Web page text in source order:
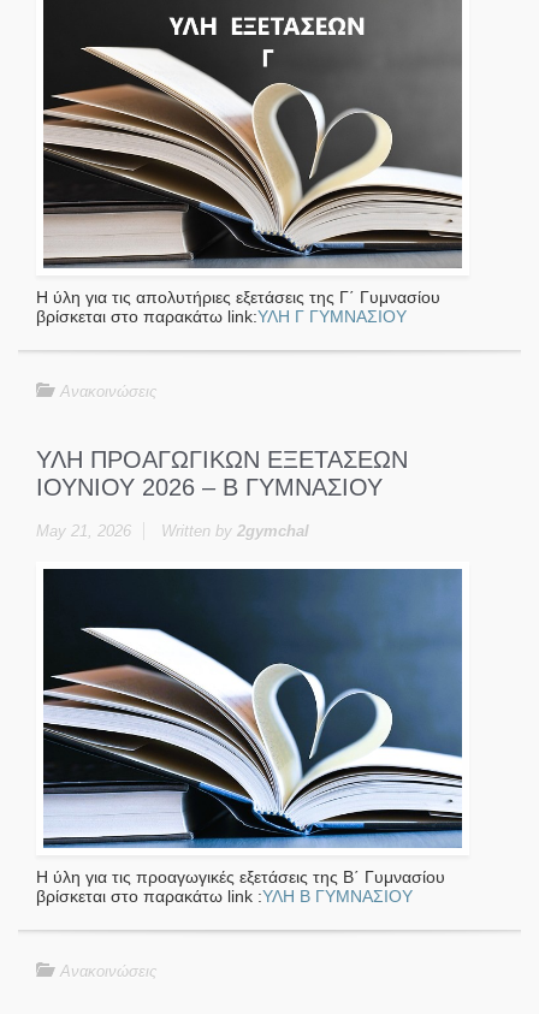
Η ύλη για τις απολυτήριες εξετάσεις της Γ΄ Γυμνασίου
βρίσκεται στο παρακάτω link:ΥΛΗ Γ ΓΥΜΝΑΣΙΟΥ
Ανακοινώσεις
ΥΛΗ ΠΡΟΑΓΩΓΙΚΩΝ ΕΞΕΤΑΣΕΩΝ
ΙΟΥΝΙΟΥ 2026 – Β ΓΥΜΝΑΣΙΟΥ
May 21, 2026 Written by 2gymchal
Η ύλη για τις προαγωγικές εξετάσεις της Β΄ Γυμνασίου
βρίσκεται στο παρακάτω link :ΥΛΗ Β ΓΥΜΝΑΣΙΟΥ
Ανακοινώσεις